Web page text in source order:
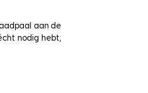
aan de
nodig hebt,